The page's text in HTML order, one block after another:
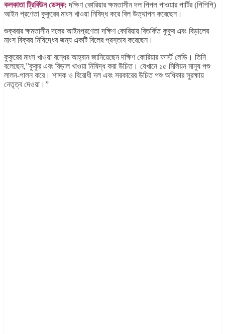
কলকাতা ট্রিবিউন ডেস্ক: দক্ষিণ কোরিয়ার ক্ষমতাসীন দল পিপল পাওয়ার পার্টির (পিপিপি)
আইন প্রণেতা কুকুরের মাংস খাওয়া নিষিদ্ধ করে বিল উত্থাপন করেছেন।
শুক্রবার ক্ষমতাসীন দলের আইনপ্রণেতা দক্ষিণ কোরিয়ায় বিতর্কিত কুকুর এবং বিড়ালের
মাংস বিক্রয় নিষিদ্ধের জন্য একটি বিলের প্রস্তাব করেছেন।
কুকুরের মাংস খাওয়া বন্ধের আহ্বান জানিয়েছেন দক্ষিণ কোরিয়ার ফার্স্ট লেডি। তিনি
বলেছেন,”কুকুর এবং বিড়াল খাওয়া নিষিদ্ধ করা উচিত। যেখানে ১৫ মিলিয়ন মানুষ পশু
লালন-পালন করে। শাসক ও বিরোধী দল এবং সরকারের উচিত পশু অধিকার সুরক্ষায়
নেতৃত্ব দেওয়া।”